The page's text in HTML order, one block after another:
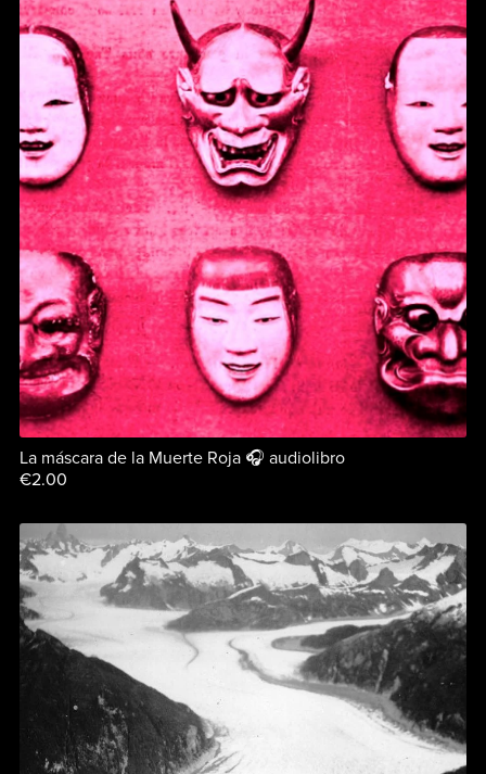
La máscara de la Muerte Roja 🎧 audiolibro
€2.00